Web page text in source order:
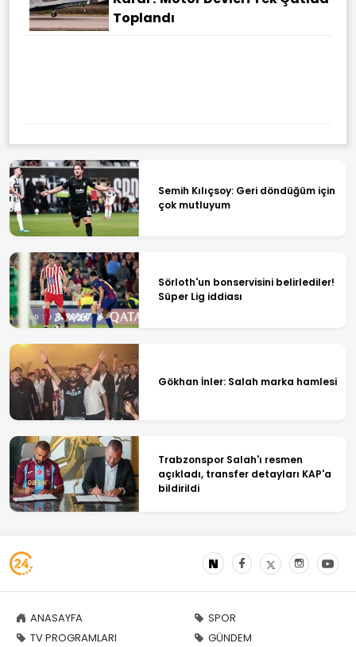
Toplandı
Semih Kılıçsoy: Geri döndüğüm için
çok mutluyum
Sörloth'un bonservisini belirlediler!
Süper Lig iddiası
Gökhan İnler: Salah marka hamlesi
Trabzonspor Salah'ı resmen
açıkladı, transfer detayları KAP'a
bildirildi
ANASAYFA
TV PROGRAMLARI
SPOR
GÜNDEM